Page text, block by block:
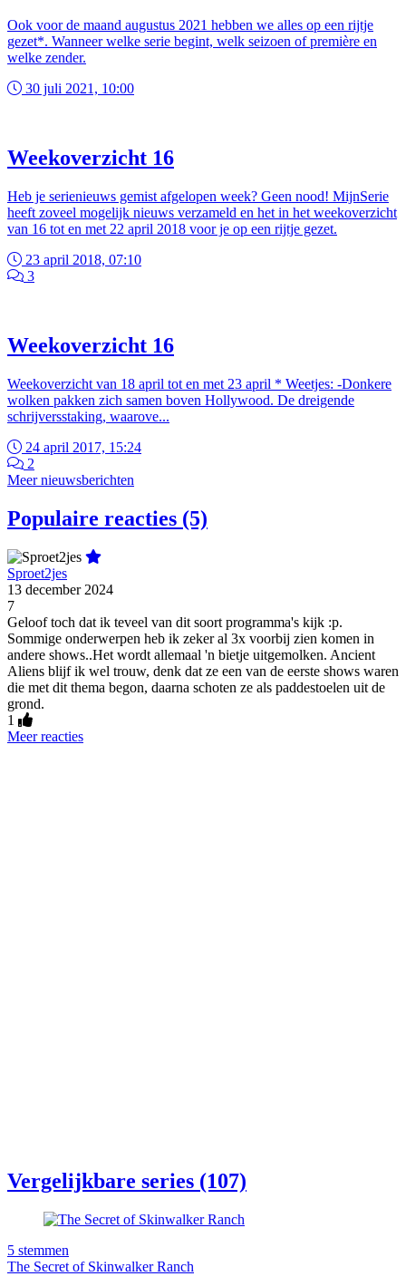
Ook voor de maand augustus 2021 hebben we alles op een rijtje
gezet*. Wanneer welke serie begint, welk seizoen of première en
welke zender.
30 juli 2021, 10:00
Weekoverzicht 16
Heb je serienieuws gemist afgelopen week? Geen nood! MijnSerie
heeft zoveel mogelijk nieuws verzameld en het in het weekoverzicht
van 16 tot en met 22 april 2018 voor je op een rijtje gezet.
23 april 2018, 07:10
3
Weekoverzicht 16
Weekoverzicht van 18 april tot en met 23 april * Weetjes: -Donkere
wolken pakken zich samen boven Hollywood. De dreigende
schrijversstaking, waarove...
24 april 2017, 15:24
2
Meer nieuwsberichten
Populaire reacties (5)
Sproet2jes
13 december 2024
7
Geloof toch dat ik teveel van dit soort programma's kijk :p.
Sommige onderwerpen heb ik zeker al 3x voorbij zien komen in
andere shows..Het wordt allemaal 'n bietje uitgemolken. Ancient
Aliens blijf ik wel trouw, denk dat ze een van de eerste shows waren
die met dit thema begon, daarna schoten ze als paddestoelen uit de
grond.
1
Meer reacties
Vergelijkbare series (107)
5 stemmen
The Secret of Skinwalker Ranch